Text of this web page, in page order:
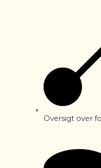
Oversigt over